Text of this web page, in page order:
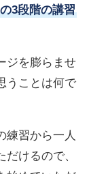
3段階の講習
ジを膨らませ
うことは何で
練習から一人
けるので、